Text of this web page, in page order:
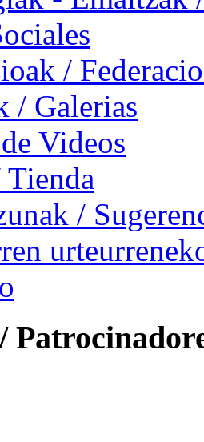
/
/ Galerias
Videos
/